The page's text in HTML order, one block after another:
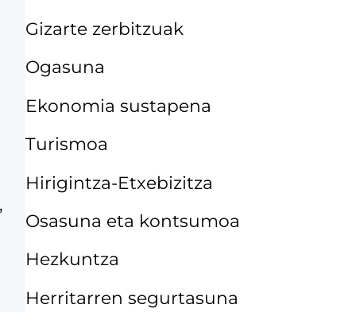
Gizarte zerbitzuak
Ogasuna
Ekonomia sustapena
Turismoa
Hirigintza-Etxebizitza
Osasuna eta kontsumoa
Hezkuntza
Herritarren segurtasuna